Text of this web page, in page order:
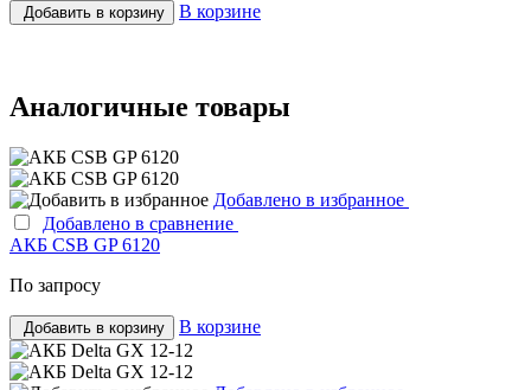
Добавить в корзину В корзине
Аналогичные товары
Добавлено в избранное
Добавлено в сравнение
АКБ CSB GP 6120
По запросу
Добавить в корзину В корзине